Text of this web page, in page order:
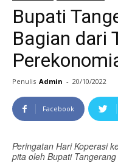
Bupati
Bagian dari
Penulis Admin - 20/10/2022
Facebook
Peringatan Hari Koperasi
pita oleh Bupati